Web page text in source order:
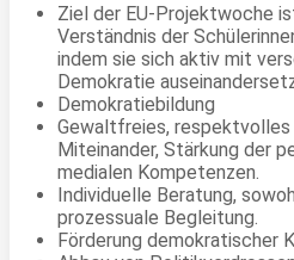
Ziel der EU-Projektwoche
Verständnis der
indem sie sich aktiv mit
Demokratie
Demokratiebildung
Gewaltfreies, respektvolles
Miteinander, Stärkung der
medialen Kompetenzen.
Individuelle Beratung,
prozessuale Begleitung.
Förderung demokratischer